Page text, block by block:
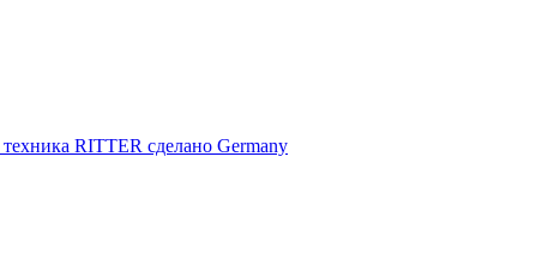
RITTER сделано Germany